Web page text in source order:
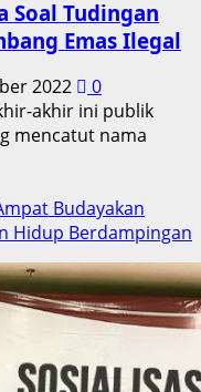
Soal Tudingan
Emas Ilegal
2022
0
akhir ini publik
mencatut nama
Budayakan
Hidup Berdampingan